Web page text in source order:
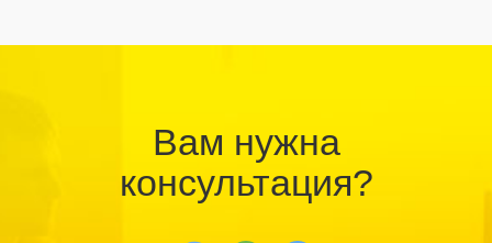
Вам нужна
консультация?